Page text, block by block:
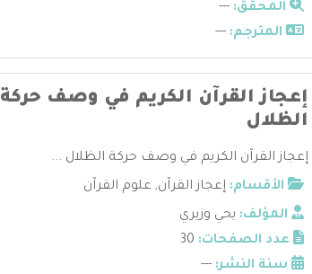
المحقق: ---
المترجم: ---
إعجاز القرآن الكريم في وصف حركة
الظلال
إعجاز القرآن الكريم في وصف حركة الظلال ...
الأقسام: إعجاز القرآن, علوم القرآن
المؤلف: يحي وزيري
عدد الصفحات:
سنة النشر: ---